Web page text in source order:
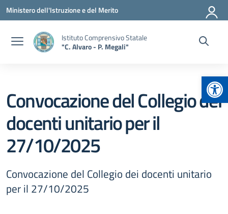
Vai ai contenuti
Vai al menu di navigazione
Vai al footer
Ministero dell'Istruzione e del Merito
Istituto Comprensivo Statale
"C. Alvaro - P. Megali"
Convocazione del Collegio dei
docenti unitario per il
27/10/2025
Convocazione del Collegio dei docenti unitario
per il 27/10/2025